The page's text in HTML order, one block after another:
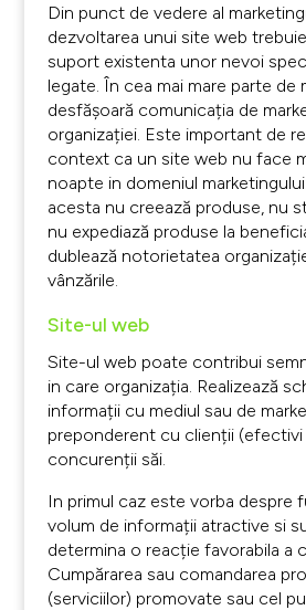
Din punct de vedere al
dezvoltarea unui site web
suport existenta unor nevoi
legate. În cea mai mare parte de
desfășoară comunicația de
organizației. Este important de
context ca un site web nu face
noapte in domeniul
acesta nu creează produse, nu
nu expediază produse la
dublează notorietatea
vânzările.
Site-ul web
Site-ul web poate contribui
in care organizația. Realizează
informații cu mediul sau de
preponderent cu clienții
concurenții săi.
In primul caz este vorba despre
volum de informații atractive si
determina o reacție favorabila a
Cumpărarea sau comandarea
(serviciilor) promovate sau cel